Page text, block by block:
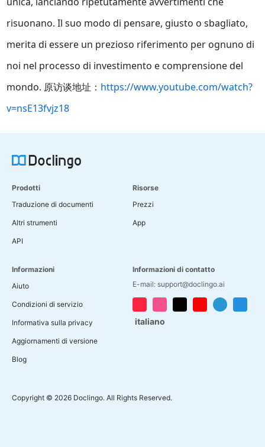
risuonano. Il suo modo di pensare, giusto o sbagliato,
merita di essere un prezioso riferimento per ognuno di
noi nel processo di investimento e comprensione del
mondo. 原访谈地址： https://www.youtube.com/watch?
v=nsE13fvjz18
Prodotti
Traduzione di documenti
Altri strumenti
API
Risorse
Prezzi
App
Informazioni
Aiuto
Condizioni di servizio
Informativa sulla privacy
Aggiornamenti di versione
Blog
Informazioni di contatto
E-mail: support@doclingo.ai
italiano
Copyright © 2026 Doclingo. All Rights Reserved.